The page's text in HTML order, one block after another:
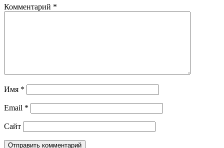
Комментарий *
Имя *
Email *
Сайт